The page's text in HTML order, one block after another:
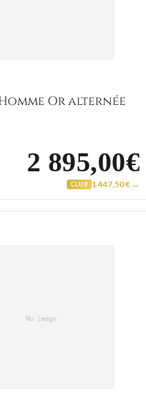
Or alternée
2 895,00€
CLUB 1 447,50 € →